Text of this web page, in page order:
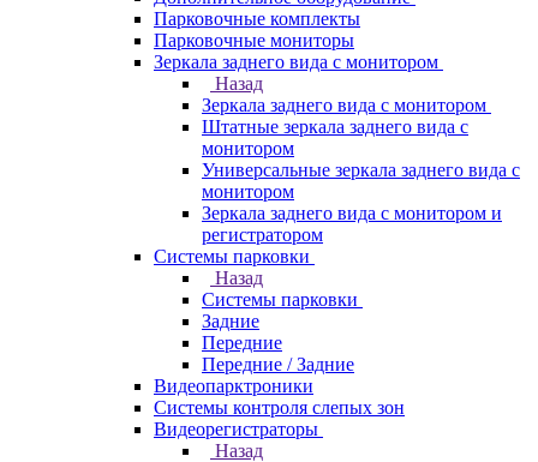
Парковочные комплекты
Парковочные мониторы
Зеркала заднего вида с монитором
Назад
Зеркала заднего вида с монитором
Штатные зеркала заднего вида с
монитором
Универсальные зеркала заднего вида с
монитором
Зеркала заднего вида с монитором и
регистратором
Системы парковки
Назад
Системы парковки
Задние
Передние
Передние / Задние
Видеопарктроники
Системы контроля слепых зон
Видеорегистраторы
Назад